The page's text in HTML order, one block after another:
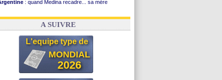
: quand Medina recadre... sa mère
: Paixão attire un 2e club anglais
A SUIVRE
L'equipe type de
MONDIAL
2026